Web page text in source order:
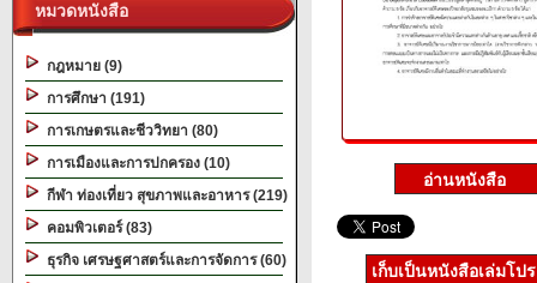
หมวดหนังสือ
กฎหมาย (9)
การศึกษา (191)
การเกษตรและชีววิทยา (80)
การเมืองและการปกครอง (10)
กีฬา ท่องเที่ยว สุขภาพและอาหาร (219)
คอมพิวเตอร์ (83)
ธุรกิจ เศรษฐศาสตร์และการจัดการ (60)
เก็บเป็นหนังสือเล่มโป